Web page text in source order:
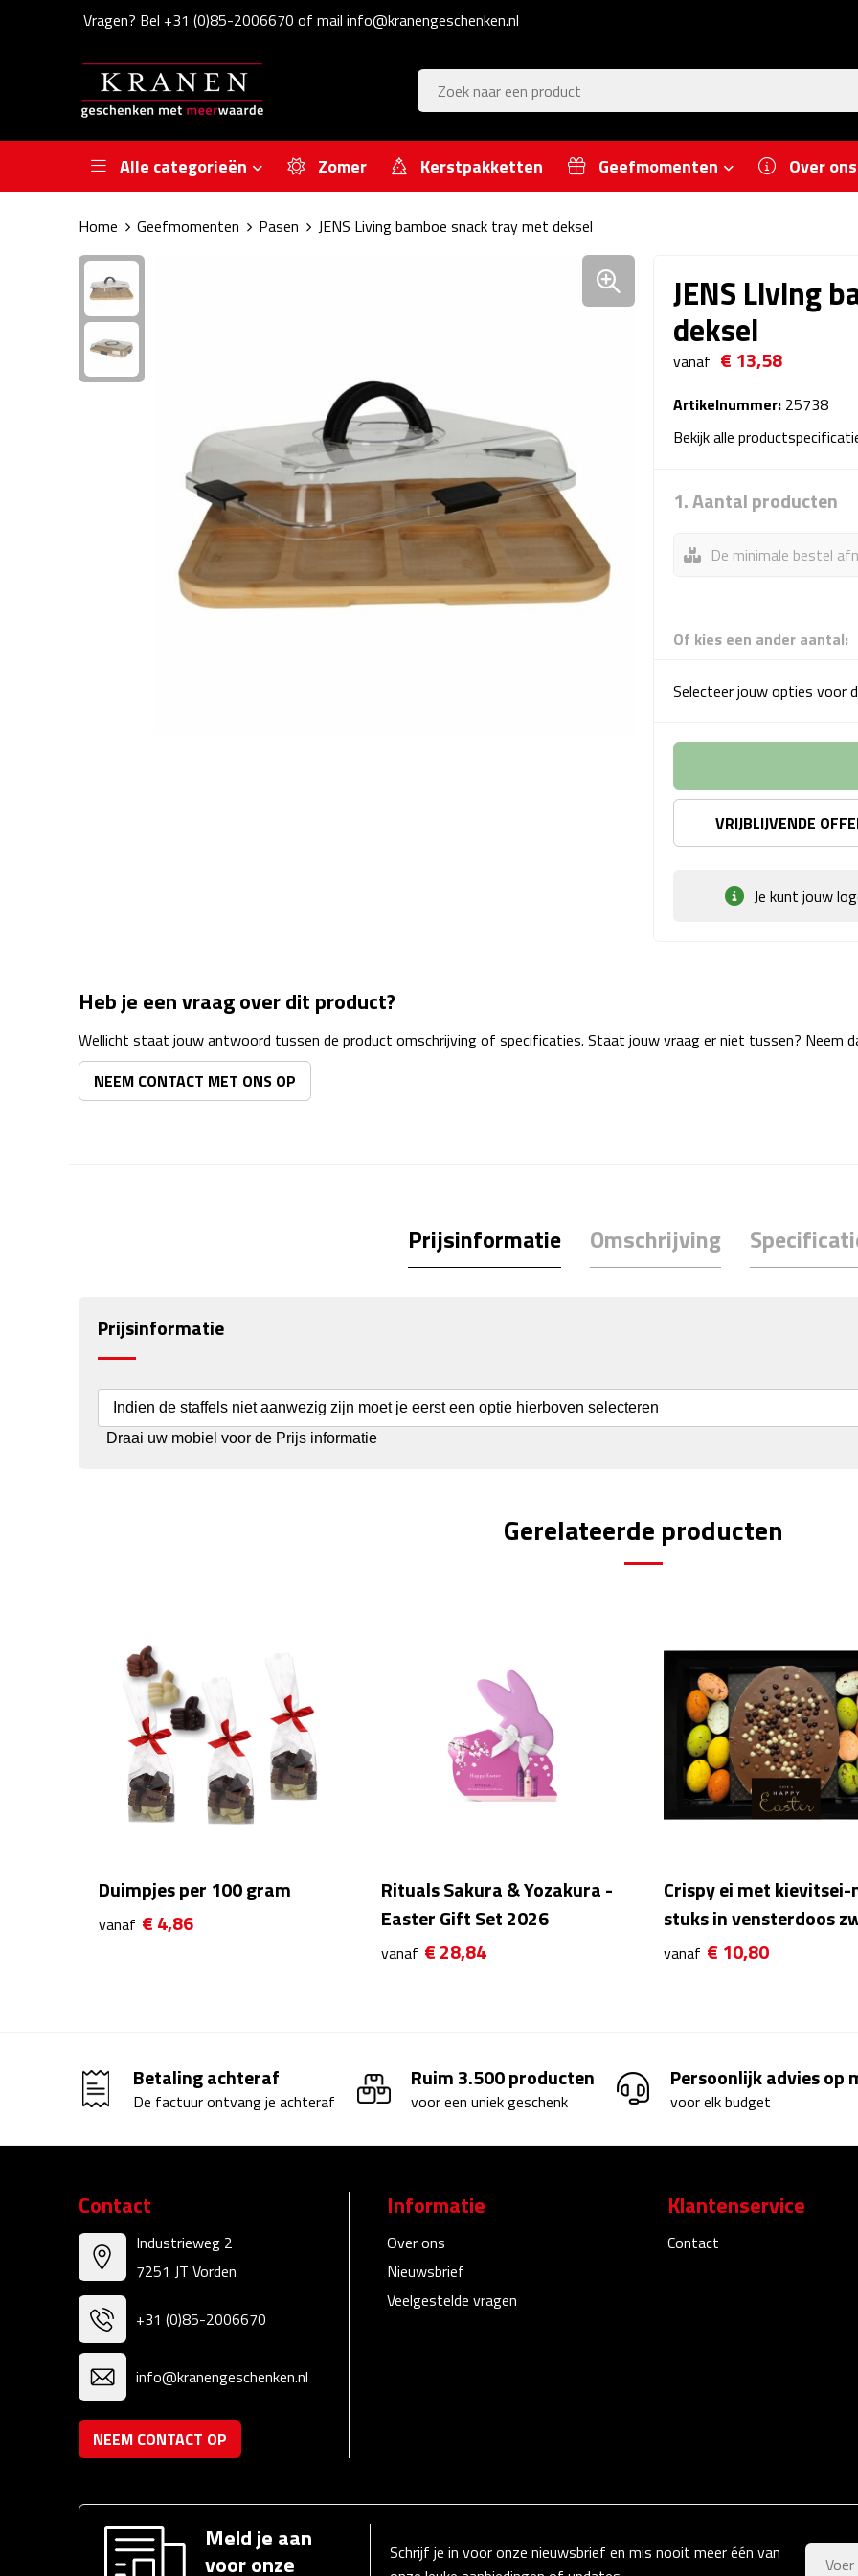
Vragen? Bel +31 (0)85-2006670 of mail info@kranengeschenken.nl
Alle categorieën Zomer Kerstpakketten Geefmomenten Over ons
Home Geefmomenten Pasen JENS Living bamboe snack tray met deksel
JENS Living
deksel
vanaf € 13,58
Artikelnummer: 25738
Bekijk alle
1. Aantal producten
De minimale bestel
Of kies een ander aantal:
Selecteer jouw opties voor
VRIJBLIJVENDE
Je kunt jouw
Heb je een vraag over dit product?
Wellicht staat jouw antwoord tussen de product omschrijving of specificaties. Staat jouw vraag er niet tussen? Neem
NEEM CONTACT MET ONS OP
Prijsinformatie Omschrijving
Prijsinformatie
Indien de staffels niet aanwezig zijn moet je eerst een optie hierboven selecteren
Draai uw mobiel voor de Prijs informatie
Gerelateerde producten
Duimpjes per 100 gram
vanaf € 4,86
Rituals Sakura & Yozakura -
Easter Gift Set 2026
vanaf € 28,84
Crispy ei met kievitsei-
stuks in vensterdoos
vanaf € 10,80
Betaling achteraf
De factuur ontvang je achteraf
Ruim 3.500 producten
voor een uniek geschenk
Persoonlijk advies op
voor elk budget
Contact
Industrieweg 2
7251 JT Vorden
+31 (0)85-2006670
info@kranengeschenken.nl
NEEM CONTACT OP
Informatie
Over ons
Nieuwsbrief
Veelgestelde vragen
Klantenservice
Contact
Meld je aan
voor onze
Schrijf je in voor onze nieuwsbrief en mis nooit meer één van